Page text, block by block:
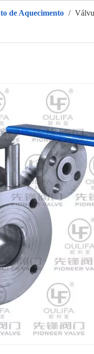
de Aquecimento /